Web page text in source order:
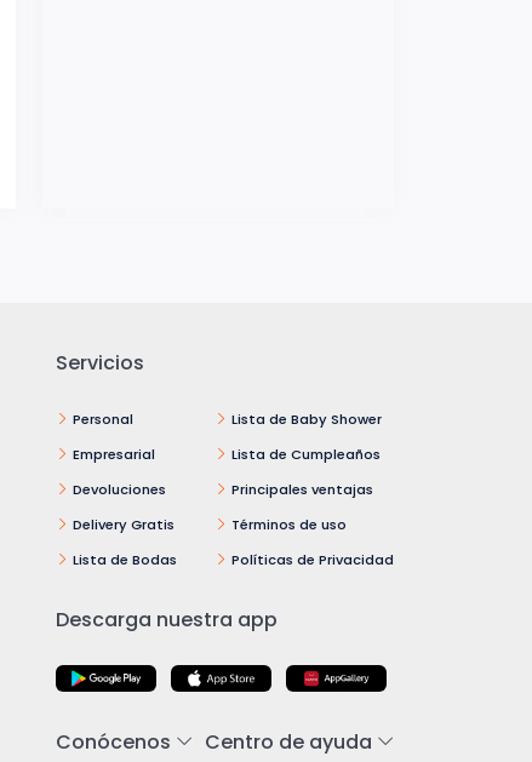
Servicios
Personal
Empresarial
Devoluciones
Delivery Gratis
Lista de Bodas
Lista de Baby Shower
Lista de Cumpleaños
Principales ventajas
Términos de uso
Políticas de Privacidad
Descarga nuestra app
Conócenos Centro de ayuda